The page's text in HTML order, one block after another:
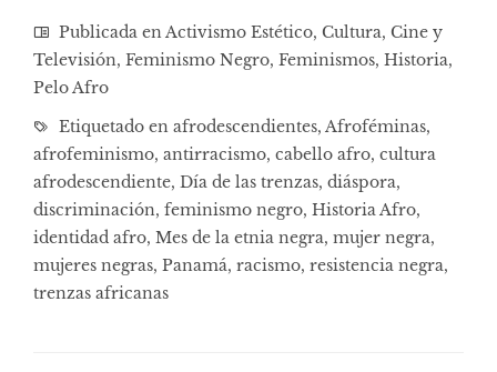
Publicada enActivismo Estético, Cultura, Cine y
Televisión, Feminismo Negro, Feminismos, Historia,
Pelo Afro
Etiquetado en afrodescendientes, Afroféminas,
afrofeminismo, antirracismo, cabello afro, cultura
afrodescendiente, Día de las trenzas, diáspora,
discriminación, feminismo negro, Historia Afro,
identidad afro, Mes de la etnia negra, mujer negra,
mujeres negras, Panamá, racismo, resistencia negra,
trenzas africanas